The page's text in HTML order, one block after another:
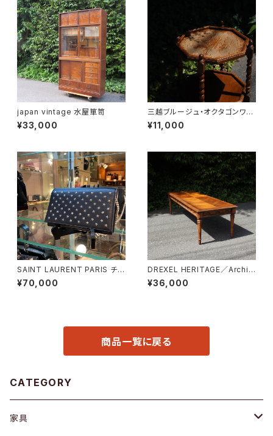
japan vintage 水屋箪笥
¥33,000
三越ブルージュ・オクタゴンワゴ
ン
¥11,000
SAINT LAURENT PARIS チェ
ーンショルダーウォレット
¥70,000
DREXEL HERITAGE／Archit
ectual Low Table
¥36,000
商品一覧に戻る
CATEGORY
家具